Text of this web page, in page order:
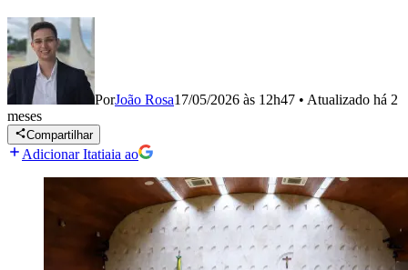
PorJoão Rosa17/05/2026 às 12h47 • Atualizado há 2
meses
Compartilhar
Adicionar Itatiaia ao